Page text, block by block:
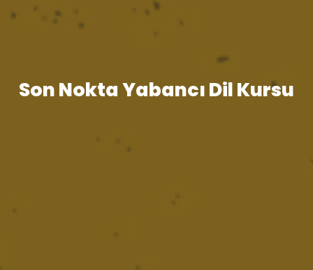
Son Nokta Yabancı Dil Kursu